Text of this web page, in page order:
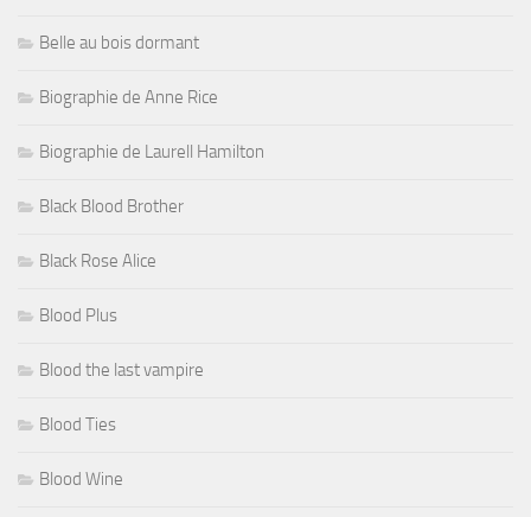
Belle au bois dormant
Biographie de Anne Rice
Biographie de Laurell Hamilton
Black Blood Brother
Black Rose Alice
Blood Plus
Blood the last vampire
Blood Ties
Blood Wine